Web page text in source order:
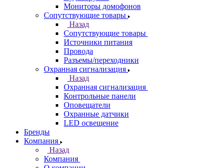
Мониторы домофонов
Сопутствующие товары
Назад
Сопутствующие товары
Источники питания
Провода
Разъемы/переходники
Охранная сигнализация
Назад
Охранная сигнализация
Контрольные панели
Оповещатели
Охранные датчики
LED освещение
Бренды
Компания
Назад
Компания